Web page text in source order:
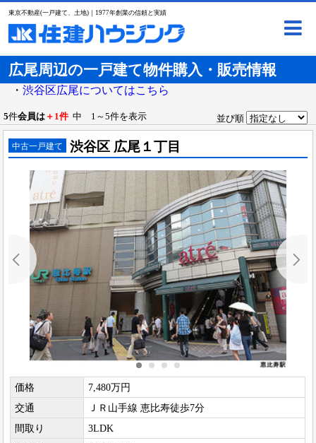
東京不動産(一戸建て、土地)｜1977年創業の信頼と実績
広尾周辺の一戸建て物件購入・販売情報
・ 渋谷区広尾についてはこちら
5件会員は ＋1件 中 1～5件を表示 並び順
中古一戸建て 渋谷区 広尾１丁目
価格
7,480万円
交通
ＪＲ山手線 恵比寿徒歩7分
間取り
3LDK